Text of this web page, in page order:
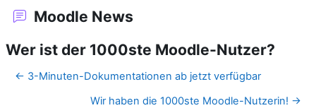
Moodle News
Wer ist der 1000ste Moodle-Nutzer?
← 3-Minuten-Dokumentationen ab jetzt verfügbar
Wir haben die 1000ste Moodle-Nutzerin! →